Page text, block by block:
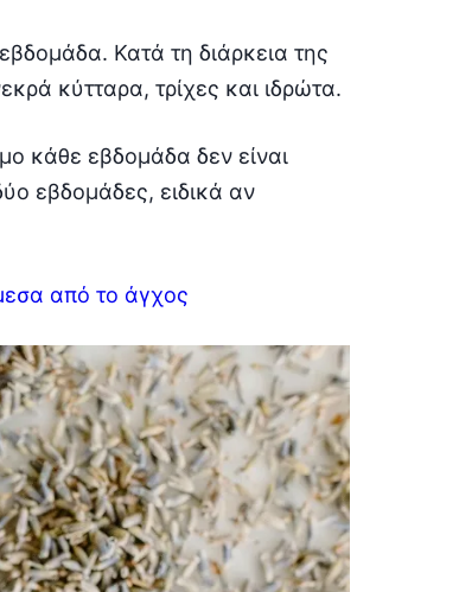
Κατά τη διάρκεια της
κύτταρα, τρίχες και ιδρώτα.
κάθε εβδομάδα δεν είναι
εβδομάδες, ειδικά αν
από το άγχος